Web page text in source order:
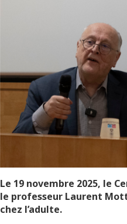
Le 19 novembre 2025, le
le professeur Laurent
chez l’adulte.